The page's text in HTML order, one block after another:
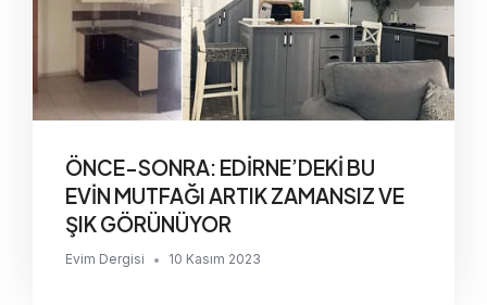
ÖNCE-SONRA: EDİRNE’DEKİ BU
EVİN MUTFAĞI ARTIK ZAMANSIZ VE
ŞIK GÖRÜNÜYOR
Evim Dergisi • 10 Kasım 2023